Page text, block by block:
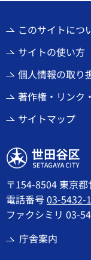
このサイトにつ
サイトの使い方
個人情報の取り
著作権・リンク
サイトマップ
世田谷区
〒154-8504 東京
電話番号03-5432-
ファクシミリ 03-
庁舎案内